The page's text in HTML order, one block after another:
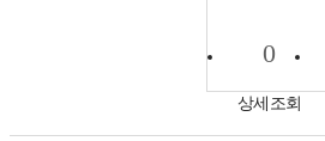
0
상세조회